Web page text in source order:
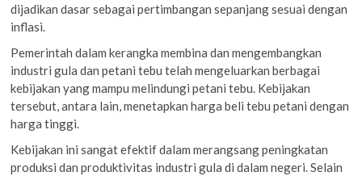
dijadikan dasar sebagai pertimbangan sepanjang sesuai dengan
inflasi.
Pemerintah dalam kerangka membina dan mengembangkan
industri gula dan petani tebu telah mengeluarkan berbagai
kebijakan yang mampu melindungi petani tebu. Kebijakan
tersebut, antara lain, menetapkan harga beli tebu petani dengan
harga tinggi.
Kebijakan ini sangat efektif dalam merangsang peningkatan
produksi dan produktivitas industri gula di dalam negeri. Selain